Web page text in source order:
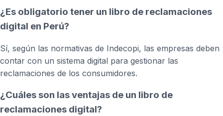
¿Es obligatorio tener un libro de reclamaciones
digital en Perú?
Sí, según las normativas de Indecopi, las empresas deben
contar con un sistema digital para gestionar las
reclamaciones de los consumidores.
¿Cuáles son las ventajas de un libro de
reclamaciones digital?